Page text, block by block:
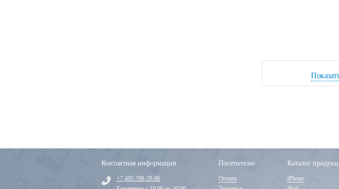
Контактная информация
+7 495 798-28-86
Посетителю
Оплата
Каталог
iPhone